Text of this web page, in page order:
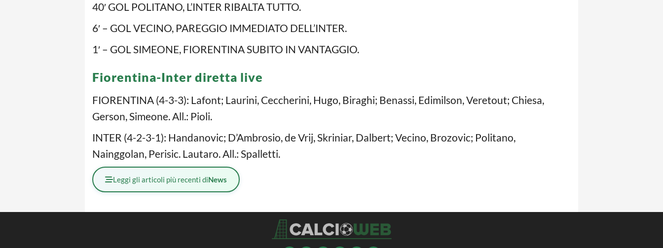
40′ GOL POLITANO, L’INTER RIBALTA TUTTO.
6′ – GOL VECINO, PAREGGIO IMMEDIATO DELL’INTER.
1′ – GOL SIMEONE, FIORENTINA SUBITO IN VANTAGGIO.
Fiorentina-Inter diretta live
FIORENTINA (4-3-3): Lafont; Laurini, Ceccherini, Hugo, Biraghi; Benassi, Edimilson, Veretout; Chiesa,
Gerson, Simeone. All.: Pioli.
INTER (4-2-3-1): Handanovic; D’Ambrosio, de Vrij, Skriniar, Dalbert; Vecino, Brozovic; Politano,
Nainggolan, Perisic. Lautaro. All.: Spalletti.
Leggi gli articoli più recenti diNews